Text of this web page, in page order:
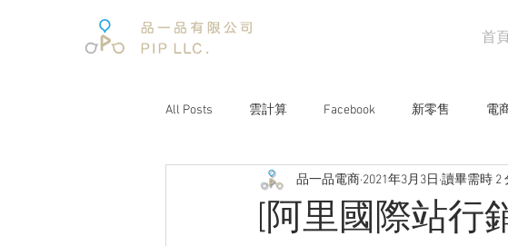
首
All Posts 雲計算 Facebook 新零售 電
電子商務報告 阿里巴巴 電
[阿里國際站行
品一品電商 2021年3月3日 讀畢需時 2